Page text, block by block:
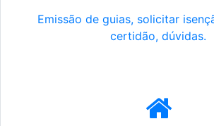
Emissão de guias, solicitar
certidão, dúvidas.